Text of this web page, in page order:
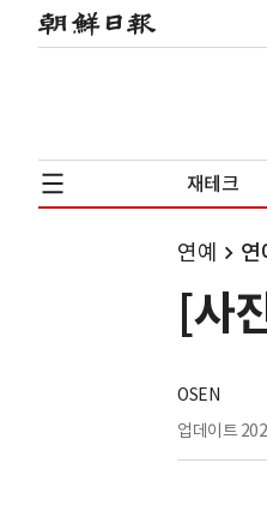
재테크
연예 연
[사
OSEN
업데이트